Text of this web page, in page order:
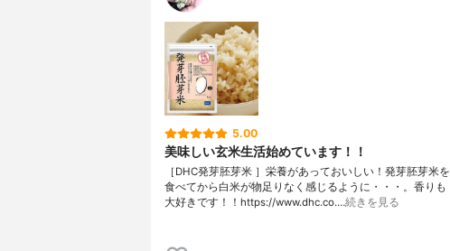
5.00
美味しい玄米生活始めています！！
［DHC発芽胚芽米 ］栄養があっておいしい！発芽胚芽米を
食べてから白米が物足りなく感じるように・・・。香りも
大好きです！！https://www.dhc.co.…続きを見る